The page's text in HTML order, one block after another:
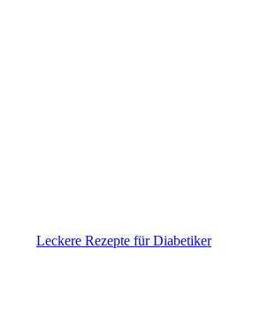
Leckere Rezepte für Diabetiker